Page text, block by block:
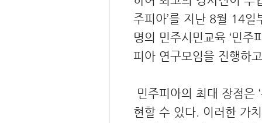
주피아’를 지난 8월 14
명의 민주시민교육 ‘민주
피아 연구모임을 진행하
민주피아의 최대 장점은
현할 수 있다. 이러한 가